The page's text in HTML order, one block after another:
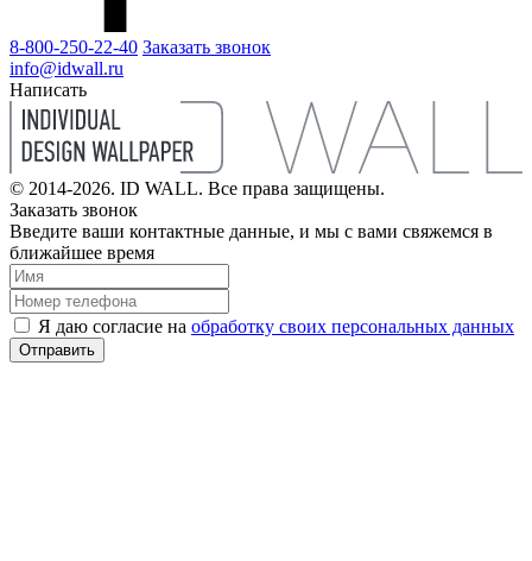
8-800-250-22-40 Заказать звонок
info@idwall.ru
Написать
© 2014-2026. ID WALL. Все права защищены.
Заказать звонок
Введите ваши контактные данные, и мы с вами свяжемся в
ближайшее время
Я даю согласие на обработку своих персональных данных
Отправить